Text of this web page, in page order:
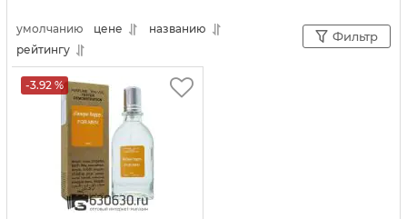
умолчанию цене
названию
рейтингу
Фильтр
-3.92 %